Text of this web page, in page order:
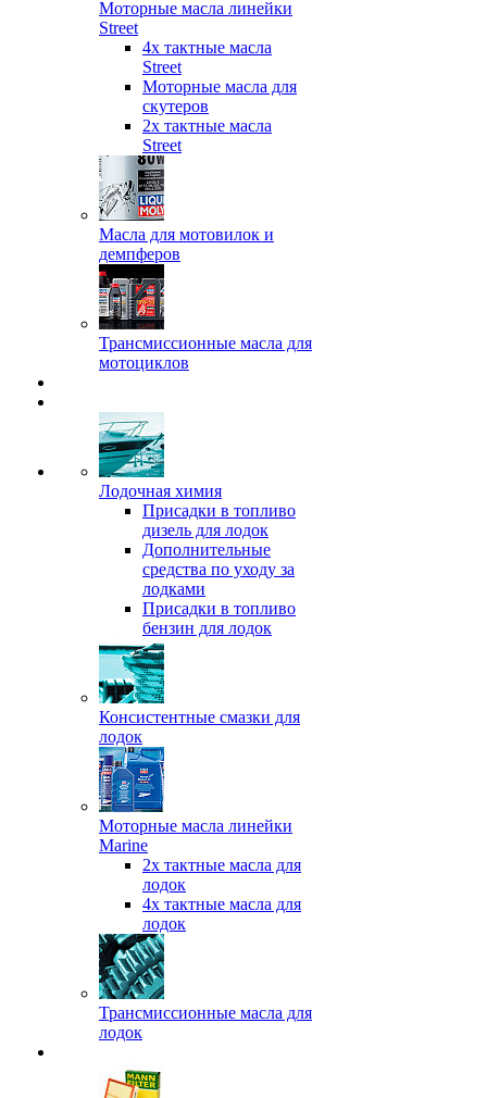
Моторные масла линейки
Street
4х тактные масла
Street
Моторные масла для
скутеров
2х тактные масла
Street
Масла для мотовилок и
демпферов
Трансмиссионные масла для
мотоциклов
Лодочная химия
Присадки в топливо
дизель для лодок
Дополнительные
средства по уходу за
лодками
Присадки в топливо
бензин для лодок
Консистентные смазки для
лодок
Моторные масла линейки
Marine
2х тактные масла для
лодок
4х тактные масла для
лодок
Трансмиссионные масла для
лодок